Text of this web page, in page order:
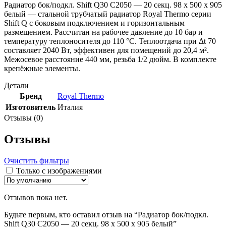
Радиатор бок/подкл. Shift Q30 C2050 — 20 секц. 98 x 500 x 905
белый — стальной трубчатый радиатор Royal Thermo серии
Shift Q с боковым подключением и горизонтальным
размещением. Рассчитан на рабочее давление до 10 бар и
температуру теплоносителя до 110 °С. Теплоотдача при Δt 70
составляет 2040 Вт, эффективен для помещений до 20,4 м².
Межосевое расстояние 440 мм, резьба 1/2 дюйм. В комплекте
крепёжные элементы.
Детали
Бренд
Royal Thermo
Изготовитель Италия
Отзывы (0)
Отзывы
Очистить фильтры
Только с изображениями
Отзывов пока нет.
Будьте первым, кто оставил отзыв на “Радиатор бок/подкл.
Shift Q30 C2050 — 20 секц. 98 х 500 х 905 белый”